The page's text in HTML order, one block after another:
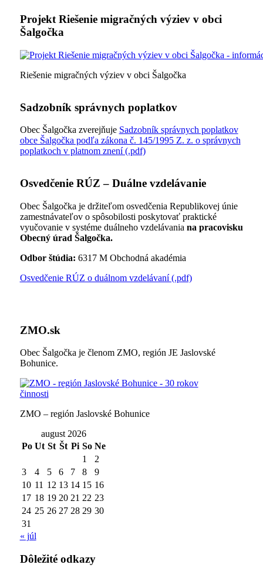
Projekt Riešenie migračných výziev v obci
Šalgočka
Riešenie migračných výziev v obci Šalgočka
Sadzobník správnych poplatkov
Obec Šalgočka zverejňuje Sadzobník správnych poplatkov
obce Šalgočka podľa zákona č. 145/1995 Z. z. o správnych
poplatkoch v platnom znení (.pdf)
Osvedčenie RÚZ – Duálne vzdelávanie
Obec Šalgočka je držiteľom osvedčenia Republikovej únie
zamestnávateľov o spôsobilosti poskytovať praktické
vyučovanie v systéme duálneho vzdelávania na pracovisku
Obecný úrad Šalgočka.
Odbor štúdia: 6317 M Obchodná akadémia
Osvedčenie RÚZ o duálnom vzdelávaní (.pdf)
ZMO.sk
Obec Šalgočka je členom ZMO, región JE Jaslovské
Bohunice.
ZMO – región Jaslovské Bohunice
august 2026
Po Ut St Št Pi So Ne
1
2
3
4 5 6 7 8
9
10 11 12 13 14 15 16
17 18 19 20 21 22 23
24 25 26 27 28 29 30
31
« júl
Dôležité odkazy